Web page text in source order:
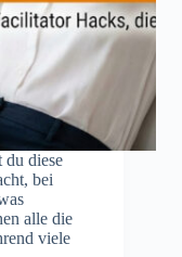
du diese
bei
alle die
viele